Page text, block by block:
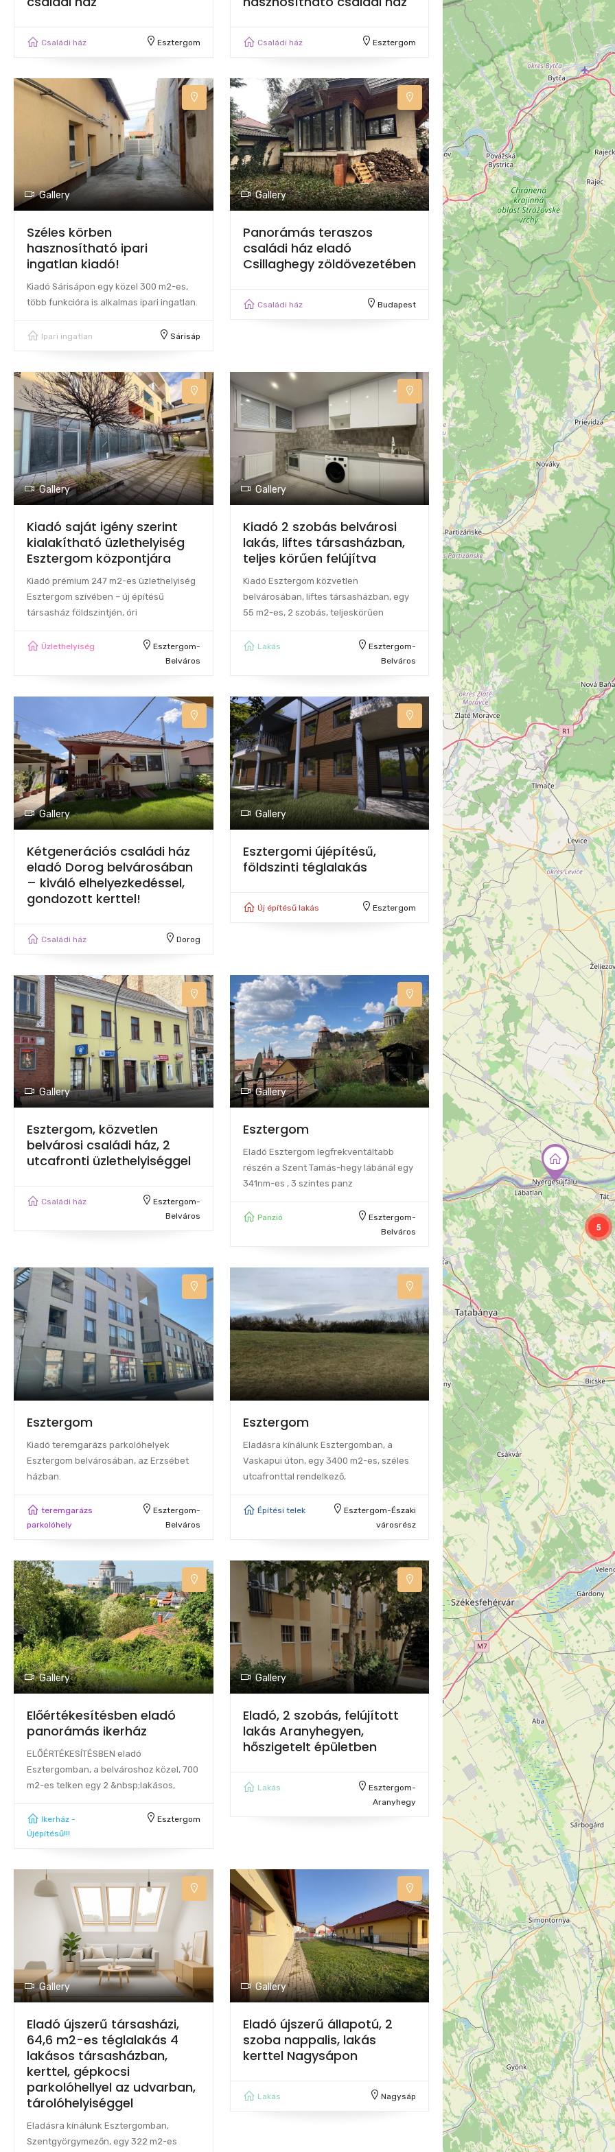
Családi ház Esztergom Családi ház Esztergom
Gallery
Széles körben
hasznosítható ipari
ingatlan kiadó!
Kiadó Sárisápon egy közel 300 m2-es,
több funkcióra is alkalmas ipari ingatlan.
Ipari ingatlan Sárisáp
Gallery
Panorámás teraszos
családi ház eladó
Csillaghegy zöldövezetében
Családi ház Budapest
Gallery
Kiadó saját igény szerint
kialakítható üzlethelyiség
Esztergom központjára
Kiadó prémium 247 m2-es üzlethelyiség
Esztergom szívében – új építésű
társasház földszintjén, óri
Üzlethelyiség
Esztergom-
Belváros
Gallery
Kiadó 2 szobás belvárosi
lakás, liftes társasházban,
teljes körűen felújítva
Kiadó Esztergom közvetlen
belvárosában, liftes társasházban, egy
55 m2-es, 2 szobás, teljeskörűen
Lakás
Esztergom-
Belváros
Gallery
Kétgenerációs családi ház
eladó Dorog belvárosában
– kiváló elhelyezkedéssel,
gondozott kerttel!
Családi ház Dorog
Gallery
Esztergomi újépítésű,
földszinti téglalakás
Új építésű lakás Esztergom
Gallery
Esztergom, közvetlen
belvárosi családi ház, 2
utcafronti üzlethelyiséggel
Családi ház
Esztergom-
Belváros
Gallery
Esztergom
Eladó Esztergom legfrekventáltabb
részén a Szent Tamás-hegy lábánál egy
341nm-es , 3 szintes panz
Panzió
Esztergom-
Belváros
Esztergom
Kiadó teremgarázs parkolóhelyek
Esztergom belvárosában, az Erzsébet
házban.
teremgarázs
parkolóhely
Esztergom-
Belváros
Esztergom
Eladásra kínálunk Esztergomban, a
Vaskapui úton, egy 3400 m2-es, széles
utcafronttal rendelkező,
Építési telek
Esztergom-Északi
városrész
Gallery
Előértékesítésben eladó
panorámás ikerház
ELŐÉRTÉKESÍTÉSBEN eladó
Esztergomban, a belvároshoz közel, 700
m2-es telken egy 2 &nbsp;lakásos,
Ikerház -
Újépítésű!!!
Esztergom
Gallery
Eladó, 2 szobás, felújított
lakás Aranyhegyen,
hőszigetelt épületben
Lakás
Esztergom-
Aranyhegy
Gallery
Eladó újszerű társasházi,
64,6 m2-es téglalakás 4
lakásos társasházban,
kerttel, gépkocsi
parkolóhellyel az udvarban,
tárolóhelyiséggel
Eladásra kínálunk Esztergomban,
Szentgyörgymezőn, egy 322 m2-es
Gallery
Eladó újszerű állapotú, 2
szoba nappalis, lakás
kerttel Nagysápon
Lakás Nagysáp
5